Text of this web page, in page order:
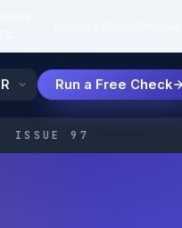
Run a Free Check
ISSUE 97